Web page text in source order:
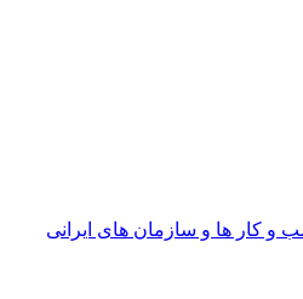
و کار ها و سازمان های ایرانی